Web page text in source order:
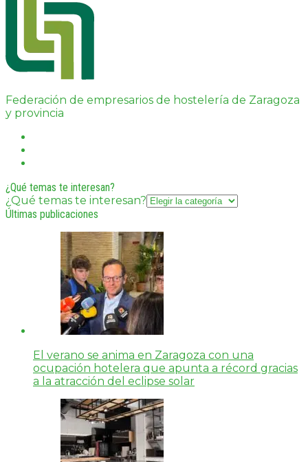
Federación de empresarios de hostelería de Zaragoza
y provincia
¿Qué temas te interesan?
¿Qué temas te interesan?
Últimas publicaciones
El verano se anima en Zaragoza con una
ocupación hotelera que apunta a récord gracias
a la atracción del eclipse solar